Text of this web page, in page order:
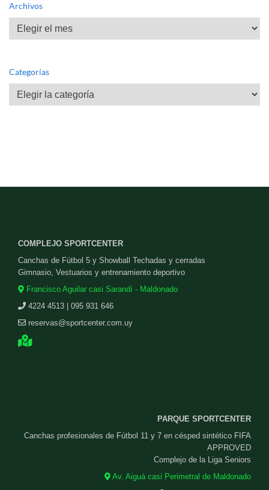
Archivos
Archivos
Categorías
Categorías
COMPLEJO SPORTCENTER
Canchas de Fútbol 5 y Showball Techadas y cerradas
Gimnasio, Vestuarios y entrenamiento deportivo
Francisco Aguilar casi Sarandí - Maldonado
4224 4513 | 095 931 646
reservas@sportcenter.com.uy
PARQUE SPORTCENTER
Canchas profesionales de Fútbol 11 y 7 en césped sintético FIFA
APPROVED
Complejo de la Liga Seniors
Av. Aiguá casi Perimetral de Maldonado